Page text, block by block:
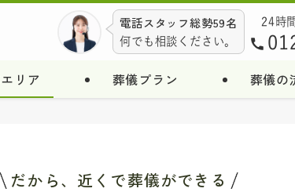
リア 葬儀プラン 葬儀の
電話スタッフ総勢59名
何でも相談ください。
24時
だから、近くで葬儀ができる